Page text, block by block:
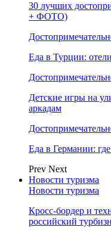
30 лучших
+ ФОТО)
Еда в Турции:
Детские игры на
аркадам
Еда в Германии: где
Prev Next
Новости туризма
Новости туризма
Кросс-бордер и
российский